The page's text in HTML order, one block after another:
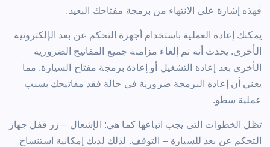
فهذه إشارة على الانتهاء من برمجة مفتاحك البعيد.
يمكنك إعادة العملية باستخدام أجهزة التحكم عن بعد الإلكترونية
الأخرى. يحدث أنه تم إلغاء مزامنة جميع المفاتيح الضرورية
الأخرى بعد إعادة التشغيل أو إعادة برمجة مفتاح السيارة. مما
يعني أن إعادة البرمجة ضرورية في حالة فقد مفاتيحك بسبب
عملية سطو.
تظل الخطوات التي يجب اتباعها كما هي: الإشعال – زر قفل جهاز
التحكم عن بعد للسيارة – التوقف. لذلك لديك إمكانية استنساخ